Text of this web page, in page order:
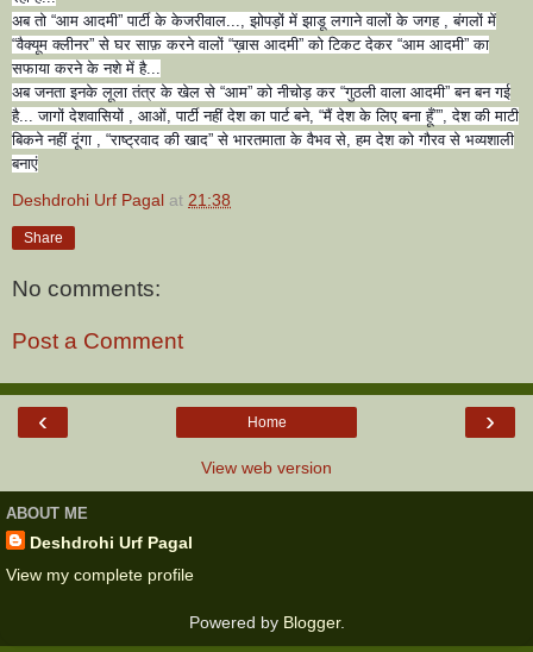
अब तो “आम आदमी” पार्टी के केजरीवाल..., झोपड़ों में झाडू लगाने वालों के जगह , बंगलों में
“वैक्यूम क्लीनर” से घर साफ़ करने वालों “ख़ास आदमी” को टिकट देकर “आम आदमी” का
सफाया करने के नशे में है...
अब जनता इनके लूला तंत्र के खेल से “आम” को नीचोड़ कर “गुठली वाला आदमी” बन बन गई
है... जागों देशवासियों , आओं, पार्टी नहीं देश का पार्ट बने, “मैं देश के लिए बना हूँ””, देश की माटी
बिकने नहीं दूंगा , “राष्ट्रवाद की खाद” से भारतमाता के वैभव से, हम देश को गौरव से भव्यशाली
बनाएं
Deshdrohi Urf Pagal at 21:38
Share
No comments:
Post a Comment
‹ ›
Home
View web version
ABOUT ME
Deshdrohi Urf Pagal
View my complete profile
Powered by Blogger.